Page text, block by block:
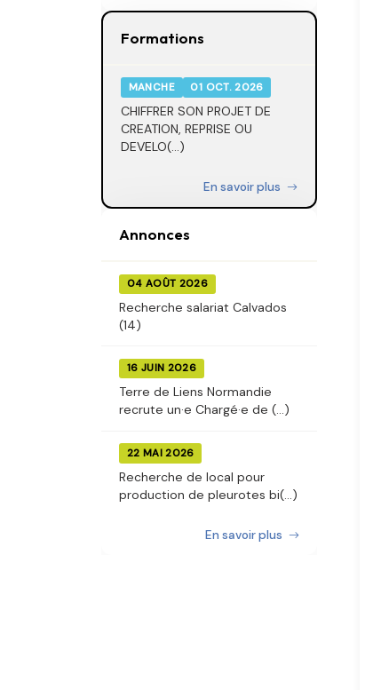
Formations
MANCHE 01 OCT. 2026
CHIFFRER SON PROJET DE
CREATION, REPRISE OU
DEVELO(...)
En savoir plus
Annonces
04 AOÛT 2026
Recherche salariat Calvados
(14)
16 JUIN 2026
Terre de Liens Normandie
recrute un·e Chargé·e de (...)
22 MAI 2026
Recherche de local pour
production de pleurotes bi(...)
En savoir plus